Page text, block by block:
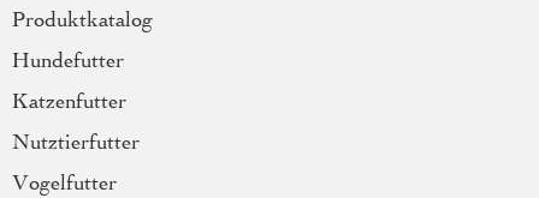
Produktkatalog
Hundefutter
Katzenfutter
Nutztierfutter
Vogelfutter